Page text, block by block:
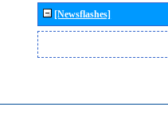
[Newsflashes]